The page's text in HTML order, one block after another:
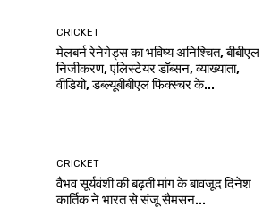
CRICKET
मेलबर्न रेनेगेड्स का भविष्य अनिश्चित, बीबीएल
निजीकरण, एलिस्टेयर डॉब्सन, व्याख्याता,
वीडियो, डब्ल्यूबीबीएल फिक्स्चर के...
CRICKET
वैभव सूर्यवंशी की बढ़ती मांग के बावजूद दिनेश
कार्तिक ने भारत से संजू सैमसन...